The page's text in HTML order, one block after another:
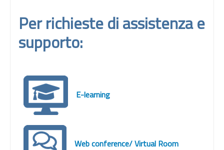
Per richieste di assistenza e
supporto:
E-learning
Web conference/ Virtual Room